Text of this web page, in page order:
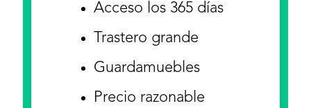
Acceso los 365 días
Trastero grande
Guardamuebles
Precio razonable